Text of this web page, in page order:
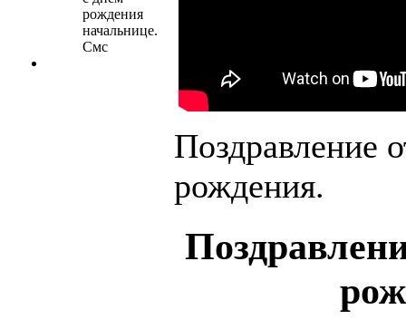
Поздравление
рождения.